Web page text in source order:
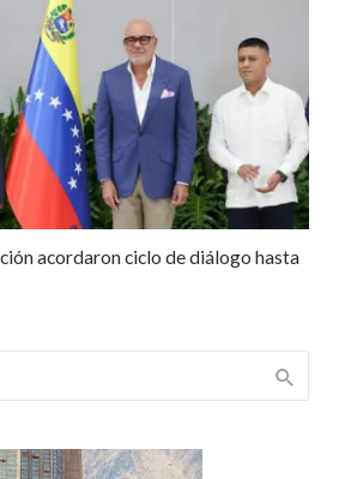
acordaron ciclo de diálogo hasta